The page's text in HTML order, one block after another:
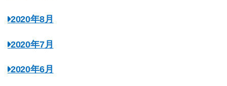
2020年8月
2020年7月
2020年6月